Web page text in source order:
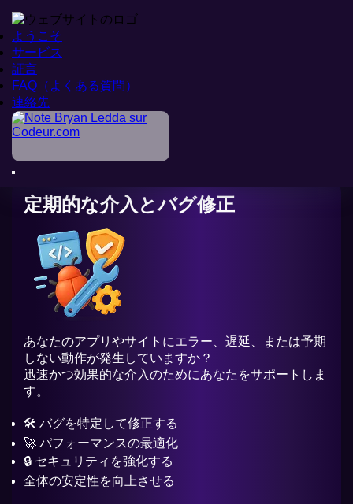
ようこそ
サービス
証言
FAQ（よくある質問）
連絡先
ようこそ
サービス
証言
FAQ（よくある質問）
連絡先
ホーム
>
サービス
>
定期的な介入とバグ修正
定期的な介入とバグ修正
あなたのアプリやサイトにエラー、遅延、または予期
しない動作が発生していますか？
迅速かつ効果的な介入のためにあなたをサポートしま
す。
🛠️ バグを特定して修正する
🚀 パフォーマンスの最適化
🔒 セキュリティを強化する
全体の安定性を向上させる